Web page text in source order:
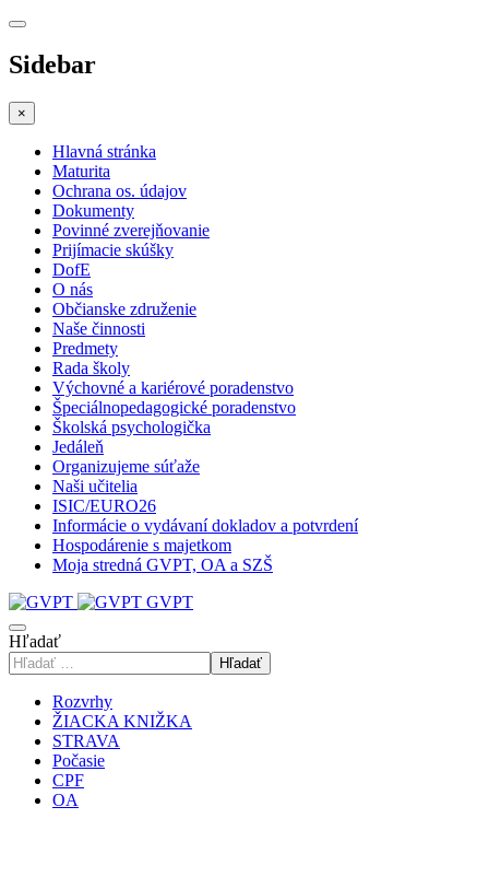
Sidebar
×
Hlavná stránka
Maturita
Ochrana os. údajov
Dokumenty
Povinné zverejňovanie
Prijímacie skúšky
DofE
O nás
Občianske združenie
Naše činnosti
Predmety
Rada školy
Výchovné a kariérové poradenstvo
Špeciálnopedagogické poradenstvo
Školská psychologička
Jedáleň
Organizujeme súťaže
Naši učitelia
ISIC/EURO26
Informácie o vydávaní dokladov a potvrdení
Hospodárenie s majetkom
Moja stredná GVPT, OA a SZŠ
GVPT
Hľadať
Hľadať
Rozvrhy
ŽIACKA KNIŽKA
STRAVA
Počasie
CPF
OA